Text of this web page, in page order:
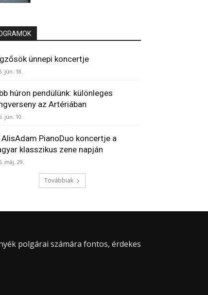
ünnepi koncertje
jún. 18.
húron pendülünk: különleges
az Artériában
jún. 10.
PianoDuo koncertje a
klasszikus zene napján
máj. 29.
Továbbiak
polgárai számára fontos, érdekes